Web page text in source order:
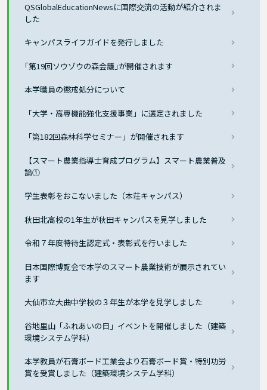
QSGlobalEducationNewsに国際交流の活動が紹介されま
した
キャンパスライフガイドを発行しました
｢第19回ソウゾウの森会議｣が開催されます
本学職員の懲戒処分について
「大学・高専機能強化支援事業」に選定されました
「第182回森林科学セミナー」が開催されます
【スマート農業指導士育成プログラム】スマート農業普及
論①
学生表彰をおこないました（本荘キャンパス）
秋田北高校の1年生が秋田キャンパスを見学しました
令和７年度特待生認定式・表彰式を行いました
日本国際博覧会で本学のスマート農業技術が展示されてい
ます
大仙市立大曲中学校の３年生が本学を見学しました
谷地里山「ふれあいの日」イベントを開催しました（建築
環境システム学科）
本学教員が石膏ボード工業会より石膏ボード賞・特別功労
賞を受賞しました（建築環境システム学科）